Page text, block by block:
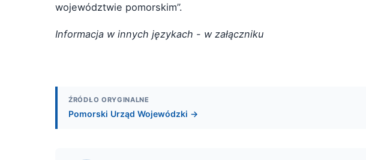
województwie pomorskim”.
Informacja w innych językach - w załączniku
ŹRÓDŁO ORYGINALNE
Pomorski Urząd Wojewódzki →